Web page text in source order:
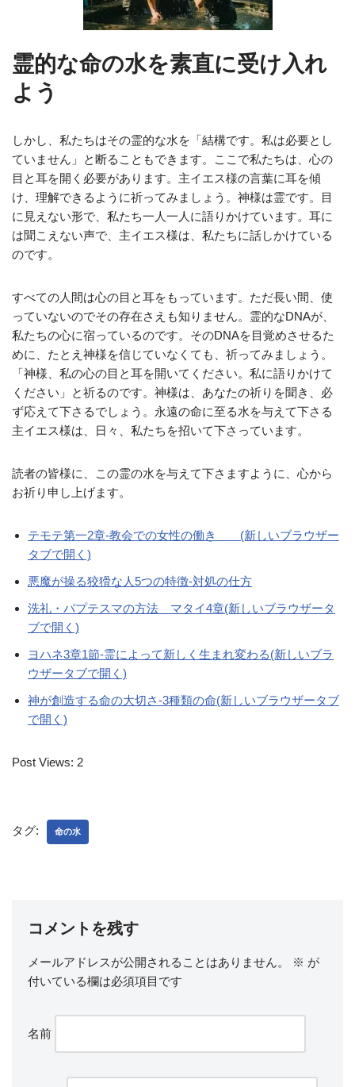
霊的な命の水を素直に受け入れ
よう
しかし、私たちはその霊的な水を「結構です。私は必要とし
ていません」と断ることもできます。ここで私たちは、心の
目と耳を開く必要があります。主イエス様の言葉に耳を傾
け、理解できるように祈ってみましょう。神様は霊です。目
に見えない形で、私たち一人一人に語りかけています。耳に
は聞こえない声で、主イエス様は、私たちに話しかけている
のです。
すべての人間は心の目と耳をもっています。ただ長い間、使
っていないのでその存在さえも知りません。霊的なDNAが、
私たちの心に宿っているのです。そのDNAを目覚めさせるた
めに、たとえ神様を信じていなくても、祈ってみましょう。
「神様、私の心の目と耳を開いてください。私に語りかけて
ください」と祈るのです。神様は、あなたの祈りを聞き、必
ず応えて下さるでしょう。永遠の命に至る水を与えて下さる
主イエス様は、日々、私たちを招いて下さっています。
読者の皆様に、この霊の水を与えて下さますように、心から
お祈り申し上げます。
テモテ第一2章-教会での女性の働き (新しいブラウザー
タブで開く)
悪魔が操る狡猾な人5つの特徴-対処の仕方
洗礼・バプテスマの方法 マタイ4章(新しいブラウザータ
ブで開く)
ヨハネ3章1節-霊によって新しく生まれ変わる(新しいブラ
ウザータブで開く)
神が創造する命の大切さ-3種類の命(新しいブラウザータブ
で開く)
Post Views: 2
タグ: 命の水
コメントを残す
メールアドレスが公開されることはありません。 ※ が
付いている欄は必須項目です
名前